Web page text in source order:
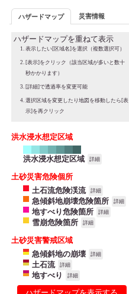
ハザードマップ 災害情報
ハザードマップを重ねて表示
表示したい[区域名]を選択（複数選択可）
[表示]をクリック（該当区域が多いと数十
秒かかります）
[詳細]で透過率を変更可能
選択区域を変更したり地図を移動したら[表
示]を再クリック
洪水浸水想定区域
洪水浸水想定区域 詳細
土砂災害危険個所
土石流危険渓流
詳細
急傾斜地崩壊危険箇所 詳細
地すべり危険箇所 詳細
雪崩危険箇所 詳細
土砂災害警戒区域
急傾斜地の崩壊
詳細
土石流 詳細
地すべり 詳細